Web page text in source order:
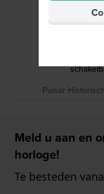
Pulsar
Meld u aan en
horloge!
Te besteden